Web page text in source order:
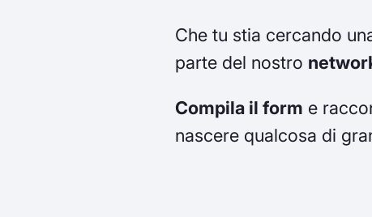
Che tu stia cercando
parte del nostro
Compila il form e
nascere qualcosa di